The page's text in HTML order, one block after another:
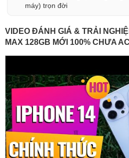
máy) trọn đời
VIDEO ĐÁNH GIÁ & TRẢI
MAX 128GB MỚI 100% CHƯA